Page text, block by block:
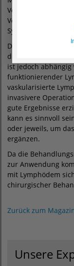
Verfahren stehen
Verfügung,
Symptome erreicht
Die Lymphovenöse
die auch im frühen
ist jedoch
funktionierender
vaskularisierte
invasivere
gute Ergebnisse
kann es sinnvoll
oder jeweils, um
ergänzen.
Da die
zur Anwendung
mit Lymphödem
chirurgischer
Zurück zum
Unsere